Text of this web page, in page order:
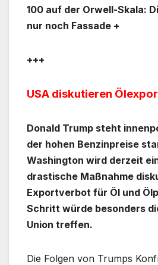
100 auf der Orwell-Skala:
nur noch Fassade +
+++
USA diskutieren
Donald Trump steht
der hohen Benzinpreise
Washington wird derzeit
drastische Maßnahme
Exportverbot für Öl und
Schritt würde besonders
Union treffen.
Die Folgen von Trumps